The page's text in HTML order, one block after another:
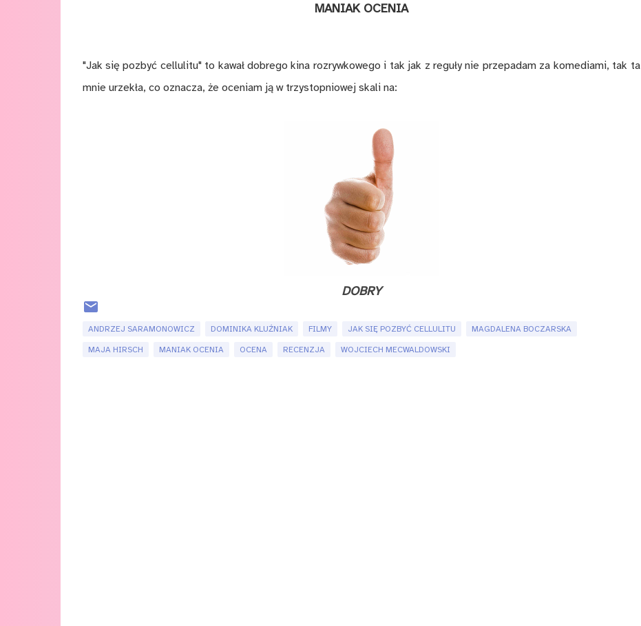
MANIAK OCENIA
"Jak się pozbyć cellulitu" to kawał dobrego kina rozrywkowego i tak jak z reguły nie przepadam za komediami, tak ta
mnie urzekła, co oznacza, że oceniam ją w trzystopniowej skali na:
DOBRY
ANDRZEJ SARAMONOWICZ DOMINIKA KLUŹNIAK FILMY JAK SIĘ POZBYĆ CELLULITU MAGDALENA BOCZARSKA
MAJA HIRSCH MANIAK OCENIA OCENA RECENZJA WOJCIECH MECWALDOWSKI